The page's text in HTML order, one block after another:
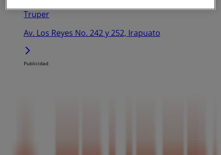
Truper
Av. Los Reyes No. 242 y 252, Irapuato
Publicidad